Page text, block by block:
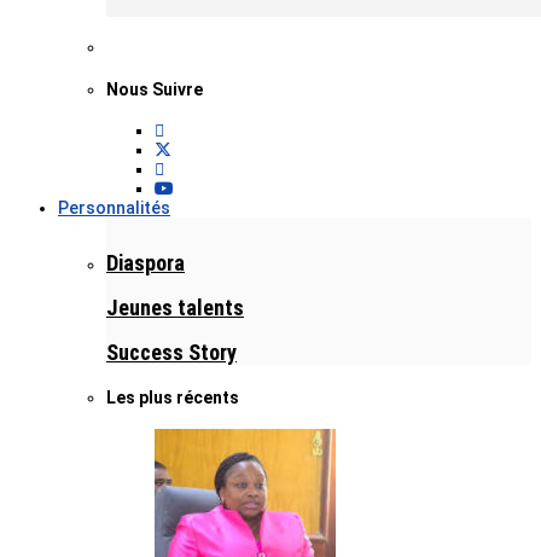
Nous Suivre
Personnalités
Diaspora
Jeunes talents
Success Story
Les plus récents